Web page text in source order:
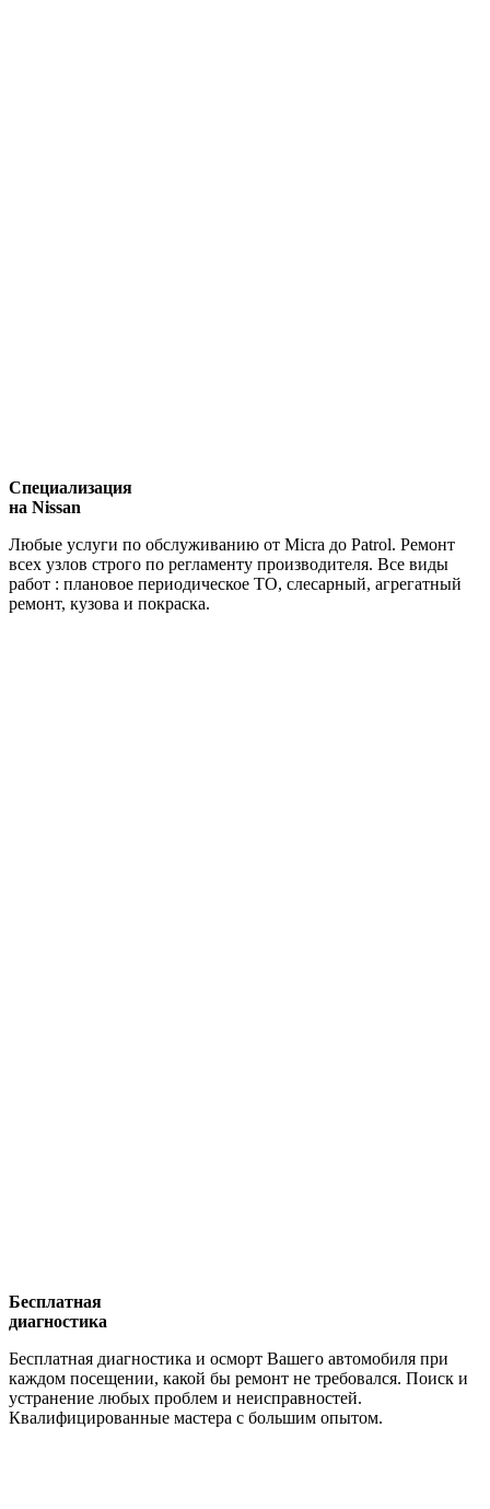
Специализация
на Nissan
Любые услуги по обслуживанию от Micra до Patrol. Ремонт
всех узлов строго по регламенту производителя. Все виды
работ : плановое периодическое ТО, слесарный, агрегатный
ремонт, кузова и покраска.
Бесплатная
диагностика
Бесплатная диагностика и осморт Вашего автомобиля при
каждом посещении, какой бы ремонт не требовался. Поиск и
устранение любых проблем и неисправностей.
Квалифицированные мастера с большим опытом.